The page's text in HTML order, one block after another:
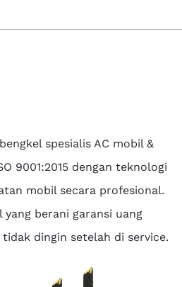
spesialis AC mobil &
9001:2015 dengan teknologi
mobil secara profesional.
berani garansi uang
dingin setelah di service.